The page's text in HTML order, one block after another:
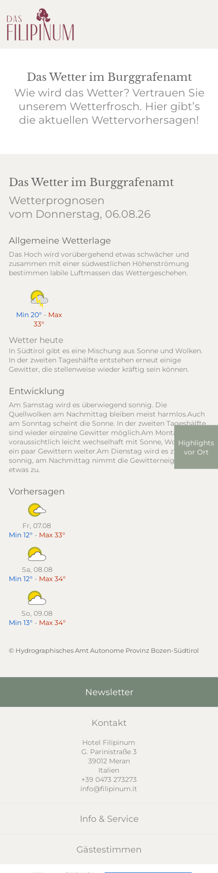
Das Wetter im Burggrafenamt
Wie wird das Wetter? Vertrauen Sie
unserem Wetterfrosch. Hier gibt’s
die aktuellen Wettervorhersagen!
Das Wetter im Burggrafenamt
Wetterprognosen
vom Donnerstag, 06.08.26
Allgemeine Wetterlage
Das Hoch wird vorübergehend etwas schwächer und
zusammen mit einer südwestlichen Höhenströmung
bestimmen labile Luftmassen das Wettergeschehen.
Min 20°- Max
33°
Wetter heute
In Südtirol gibt es eine Mischung aus Sonne und Wolken.
In der zweiten Tageshälfte entstehen erneut einige
Gewitter, die stellenweise wieder kräftig sein können.
Entwicklung
Am Samstag wird es überwiegend sonnig. Die
Quellwolken am Nachmittag bleiben meist harmlos.Auch
am Sonntag scheint die Sonne. In der zweiten Tageshälfte
sind wieder einzelne Gewitter möglich.Am Montag geht es
voraussichtlich leicht wechselhaft mit Sonne, Wolken und
ein paar Gewittern weiter.Am Dienstag wird es zunächst
sonnig, am Nachmittag nimmt die Gewitterneigung
etwas zu.
Vorhersagen
Fr, 07.08
Min 12°- Max 33°
Sa, 08.08
Min 12°- Max 34°
So, 09.08
Min 13°- Max 34°
© Hydrographisches Amt Autonome Provinz Bozen-Südtirol
Newsletter
Kontakt
Hotel Filipinum
G. Parinistraße 3
39012 Meran
Italien
+39 0473 273273
info@filipinum.it
Info & Service
Gästestimmen
Highlights
vor Ort